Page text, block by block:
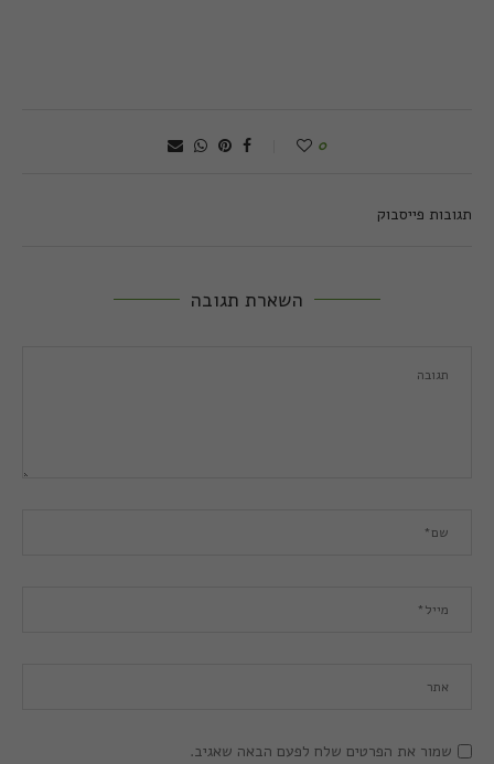
0
תגובות פייסבוק
השארת תגובה
שמור את הפרטים שלח לפעם הבאה שאגיב.